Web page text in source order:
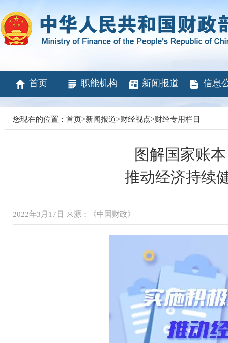
首页 职能机构 新闻报道 信息
您现在的位置： 首页>新闻报道>财经视点>财经专用栏目
图解国家账
推动经济持续
2022年3月17日 来源：《中国财政》